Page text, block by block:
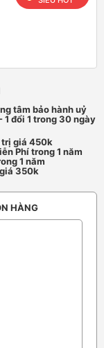
tâm bảo hành uỷ
đổi 1 trong 30 ngày
trị giá 450k
Phí trong 1 năm
1 năm
350k
HÀNG